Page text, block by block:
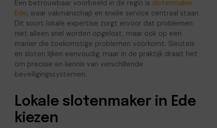
Een betrouwbaar voorbeeld in de regio is slotenmaker
Ede, waar vakmanschap en snelle service centraal staan.
Dit soort lokale expertise zorgt ervoor dat problemen
niet alleen snel worden opgelost, maar ook op een
manier die toekomstige problemen voorkomt. Sleutels
en sloten lijken eenvoudig, maar in de praktijk draait het
om precisie en kennis van verschillende
beveiligingssystemen.
Lokale slotenmaker in Ede
kiezen